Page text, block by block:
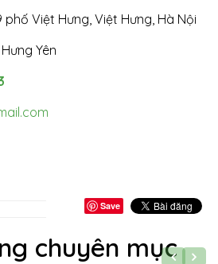
phố Việt Hưng, Việt Hưng, Hà Nội
Yên
Save
chuyên mục